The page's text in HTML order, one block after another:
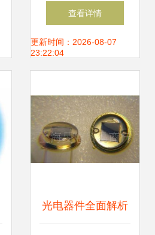
紀元 全新计算架构
破解后摩尔时代光
查看详情
更新时间：2026-08-07
23:22:04
光电器件全面解析